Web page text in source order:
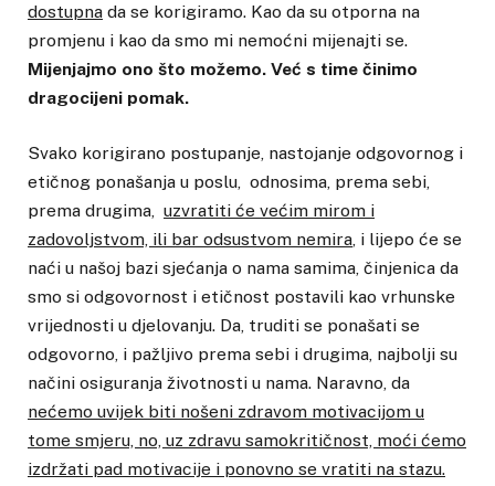
dostupna da se korigiramo. Kao da su otporna na
promjenu i kao da smo mi nemoćni mijenajti se.
Mijenjajmo ono što možemo. Već s time činimo
dragocijeni pomak.
Svako korigirano postupanje, nastojanje odgovornog i
etičnog ponašanja u poslu, odnosima, prema sebi,
prema drugima, uzvratiti će većim mirom i
zadovoljstvom, ili bar odsustvom nemira, i lijepo će se
naći u našoj bazi sjećanja o nama samima, činjenica da
smo si odgovornost i etičnost postavili kao vrhunske
vrijednosti u djelovanju. Da, truditi se ponašati se
odgovorno, i pažljivo prema sebi i drugima, najbolji su
načini osiguranja životnosti u nama. Naravno, da
nećemo uvijek biti nošeni zdravom motivacijom u
tome smjeru, no, uz zdravu samokritičnost, moći ćemo
izdržati pad motivacije i ponovno se vratiti na stazu.